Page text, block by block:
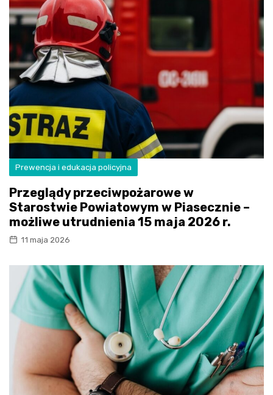
Prewencja i edukacja policyjna
Przeglądy przeciwpożarowe w
Starostwie Powiatowym w Piasecznie –
możliwe utrudnienia 15 maja 2026 r.
11 maja 2026